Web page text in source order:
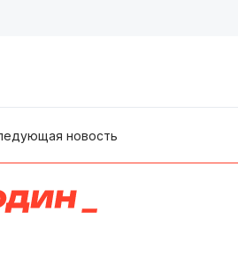
новость